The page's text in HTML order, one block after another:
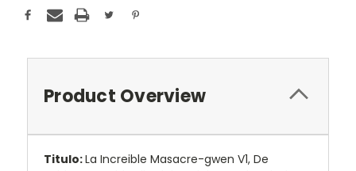
Product Overview
Titulo:La Increible Masacre-gwen V1, De